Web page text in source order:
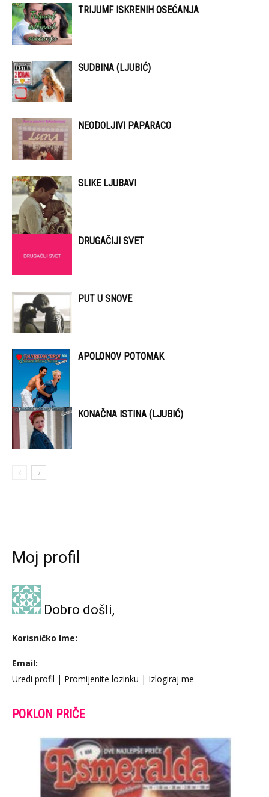
TRIJUMF ISKRENIH OSEĆANJA
SUDBINA (LJUBIĆ)
NEODOLJIVI PAPARACO
SLIKE LJUBAVI
DRUGAČIJI SVET
PUT U SNOVE
APOLONOV POTOMAK
KONAČNA ISTINA (LJUBIĆ)
Moj profil
Dobro došli,
Korisničko Ime:
Email:
Uredi profil | Promijenite lozinku | Izlogiraj me
POKLON PRIČE